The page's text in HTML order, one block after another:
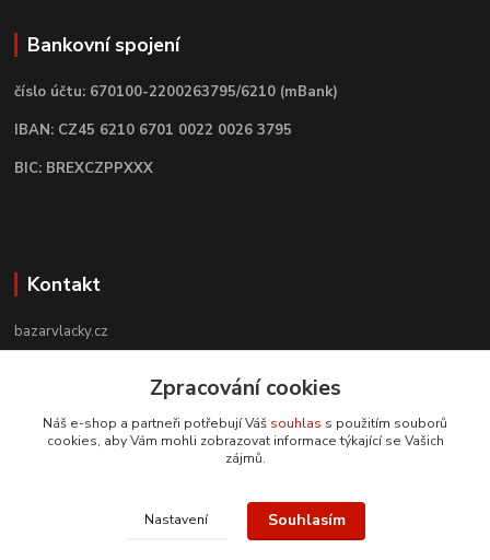
Bankovní spojení
číslo účtu: 670100-2200263795/6210 (mBank)
IBAN: CZ45 6210 6701 0022 0026 3795
BIC: BREXCZPPXXX
Kontakt
bazarvlacky.cz
+420 774 141 314
info@bazarvlacky.cz
Zpracování cookies
Náš e-shop a partneři potřebují Váš souhlas s použitím souborů
cookies, aby Vám mohli zobrazovat informace týkající se Vašich
zájmů.
Nastavení Souhlasím